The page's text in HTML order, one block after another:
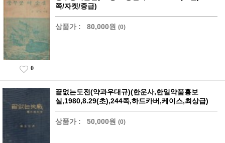
쪽/자켓/중급)
상품가 : 80,000원 (0)
0
끝없는도전(약과우대규)(한운사,한일약품홍보
실,1980,8.29(초),244쪽,하드카버,케이스,최상급)
상품가 : 50,000원 (0)